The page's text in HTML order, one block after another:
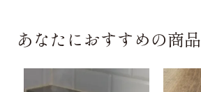
あなたにおすすめの商品